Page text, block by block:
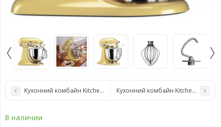
Кухонний комбайн KitchenAid 5KSM175PSEIBКухонний комбайн KitchenAid
В наличии